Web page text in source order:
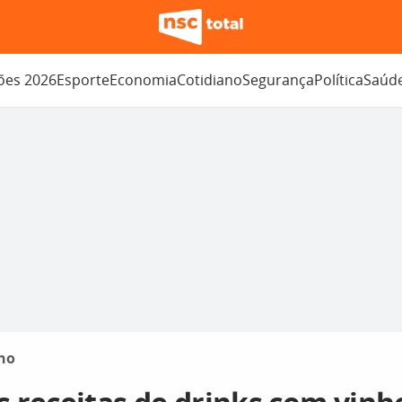
2026EsporteEconomiaCotidianoSegurançaPolítica